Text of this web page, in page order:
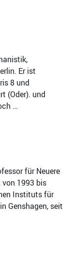
Er ist
8 und
(Oder). und
…
für Neuere
1993 bis
Instituts für
Genshagen, seit